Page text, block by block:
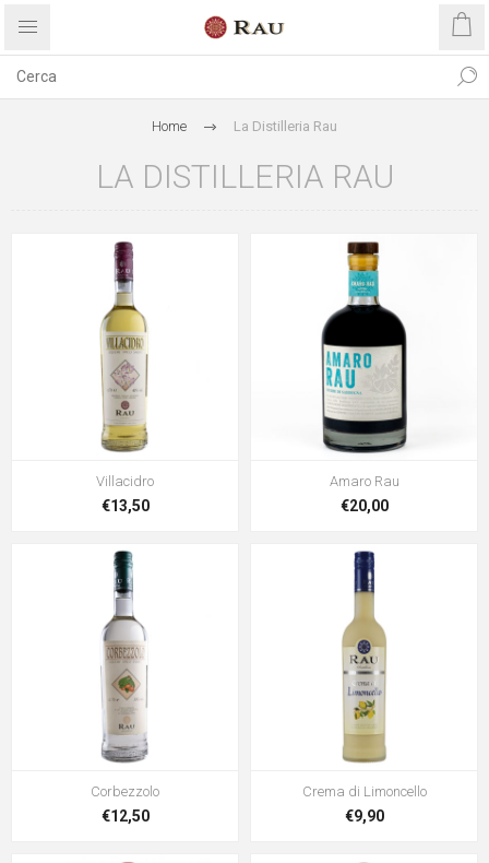
Home La Distilleria Rau
LA DISTILLERIA RAU
Villacidro
€13,50
Amaro Rau
€20,00
Corbezzolo
€12,50
Crema di Limoncello
€9,90